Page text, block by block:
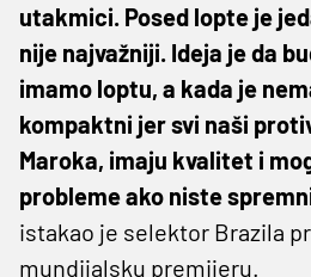
utakmici. Posed lopte je
nije najvažniji. Ideja je da
imamo loptu, a kada je
kompaktni jer svi naši
Maroka, imaju kvalitet i
probleme ako niste
istakao je selektor Brazila
mundijalsku premijeru.